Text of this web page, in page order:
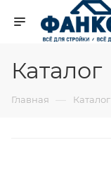
Каталог
Главная — Каталог